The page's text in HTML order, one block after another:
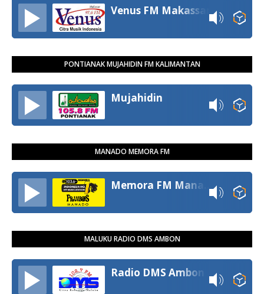
Venus FM Makassar
PONTIANAK MUJAHIDIN FM KALIMANTAN
Mujahidin
MANADO MEMORA FM
MALUKU RADIO DMS AMBON
Radio DMS Ambon